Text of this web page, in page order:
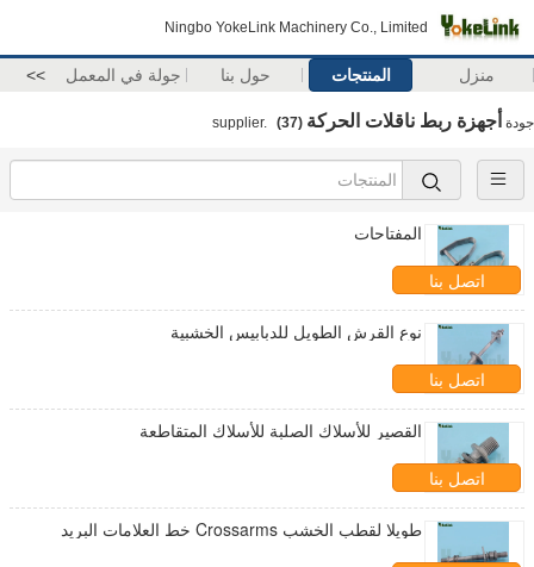
Ningbo YokeLink Machinery Co., Limited
منزل المنتجات حول بنا جولة في المعمل >>
جودة أجهزة ربط ناقلات الحركة (37)
المفتاحات
اتصل بنا
نوع القرش الطويل للدبابيس الخشبية
اتصل بنا
القصير للأسلاك الصلبة للأسلاك المتقاطعة
اتصل بنا
طويلا لقطب الخشب Crossarms خط العلامات البريد